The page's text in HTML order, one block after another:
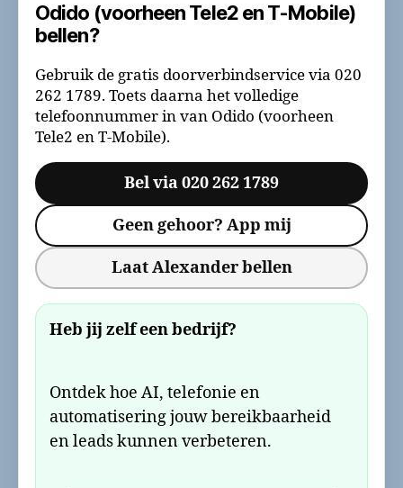
Odido (voorheen Tele2 en T-Mobile)
bellen?
Gebruik de gratis doorverbindservice via 020
262 1789. Toets daarna het volledige
telefoonnummer in van Odido (voorheen
Tele2 en T-Mobile).
Bel via 020 262 1789
Geen gehoor? App mij
Laat Alexander bellen
Heb jij zelf een bedrijf?
Ontdek hoe AI, telefonie en
automatisering jouw bereikbaarheid
en leads kunnen verbeteren.